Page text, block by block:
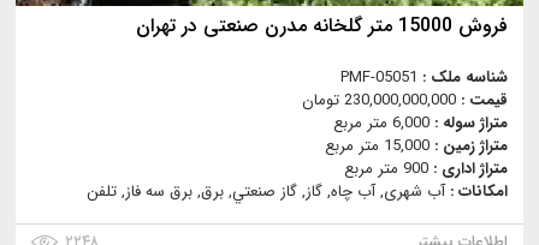
فروش 15000 متر گلخانه مدرن صنعتی در تهران
شناسه ملک : PMF-05051
قیمت : 230,000,000,000 تومان
متراژ سوله : 6,000 متر مربع
متراژ زمین : 15,000 متر مربع
متراژ اداری : 900 متر مربع
امکانات :آب شهری, آب چاه, گاز, گاز صنعتي, برق, برق سه فاز, تلفن